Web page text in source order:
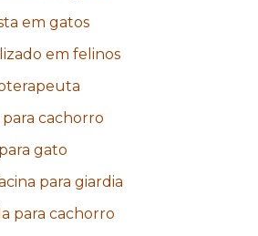
em gatos
em felinos
para cachorro
gato
para giardia
para cachorro